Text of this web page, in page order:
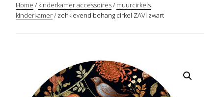
Home / kinderkamer accessoires/ muurcirkels
kinderkamer/ zelfklevend behang cirkel ZAVI zwart